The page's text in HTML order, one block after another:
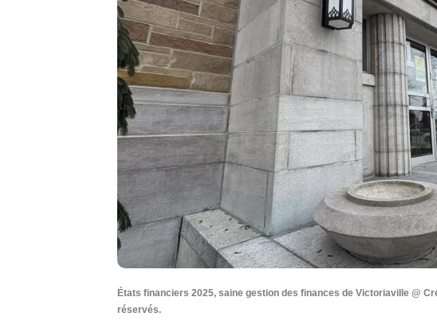
États financiers 2025, saine gestion des finances de Victoriaville @
réservés.